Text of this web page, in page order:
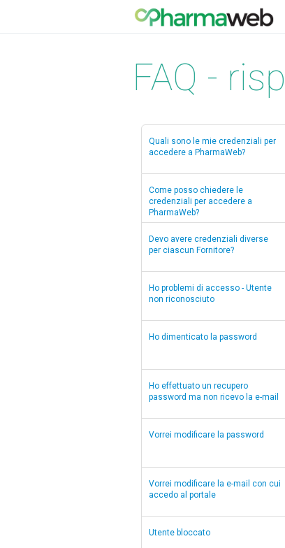
FAQ -
Quali sono le mie credenziali per
accedere a PharmaWeb?
Come posso chiedere le
credenziali per accedere a
PharmaWeb?
Devo avere credenziali diverse
per ciascun Fornitore?
Ho problemi di accesso - Utente
non riconosciuto
Ho dimenticato la password
Ho effettuato un recupero
password ma non ricevo la e-mail
Vorrei modificare la password
Vorrei modificare la e-mail con cui
accedo al portale
Utente bloccato